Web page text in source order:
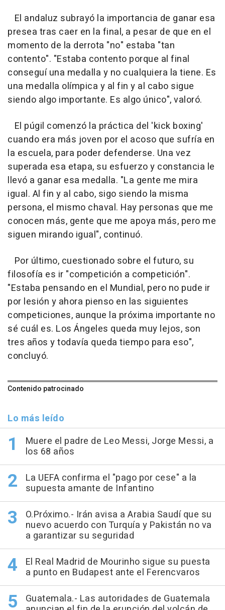
El andaluz subrayó la importancia de ganar esa
presea tras caer en la final, a pesar de que en el
momento de la derrota "no" estaba "tan
contento". "Estaba contento porque al final
conseguí una medalla y no cualquiera la tiene. Es
una medalla olímpica y al fin y al cabo sigue
siendo algo importante. Es algo único", valoró.
El púgil comenzó la práctica del 'kick boxing'
cuando era más joven por el acoso que sufría en
la escuela, para poder defenderse. Una vez
superada esa etapa, su esfuerzo y constancia le
llevó a ganar esa medalla. "La gente me mira
igual. Al fin y al cabo, sigo siendo la misma
persona, el mismo chaval. Hay personas que me
conocen más, gente que me apoya más, pero me
siguen mirando igual", continuó.
Por último, cuestionado sobre el futuro, su
filosofía es ir "competición a competición".
"Estaba pensando en el Mundial, pero no pude ir
por lesión y ahora pienso en las siguientes
competiciones, aunque la próxima importante no
sé cuál es. Los Ángeles queda muy lejos, son
tres años y todavía queda tiempo para eso",
concluyó.
Contenido patrocinado
Lo más leído
Muere el padre de Leo Messi, Jorge Messi, a
los 68 años
La UEFA confirma el "pago por cese" a la
supuesta amante de Infantino
O.Próximo.- Irán avisa a Arabia Saudí que su
nuevo acuerdo con Turquía y Pakistán no va
a garantizar su seguridad
El Real Madrid de Mourinho sigue su puesta
a punto en Budapest ante el Ferencvaros
Guatemala.- Las autoridades de Guatemala